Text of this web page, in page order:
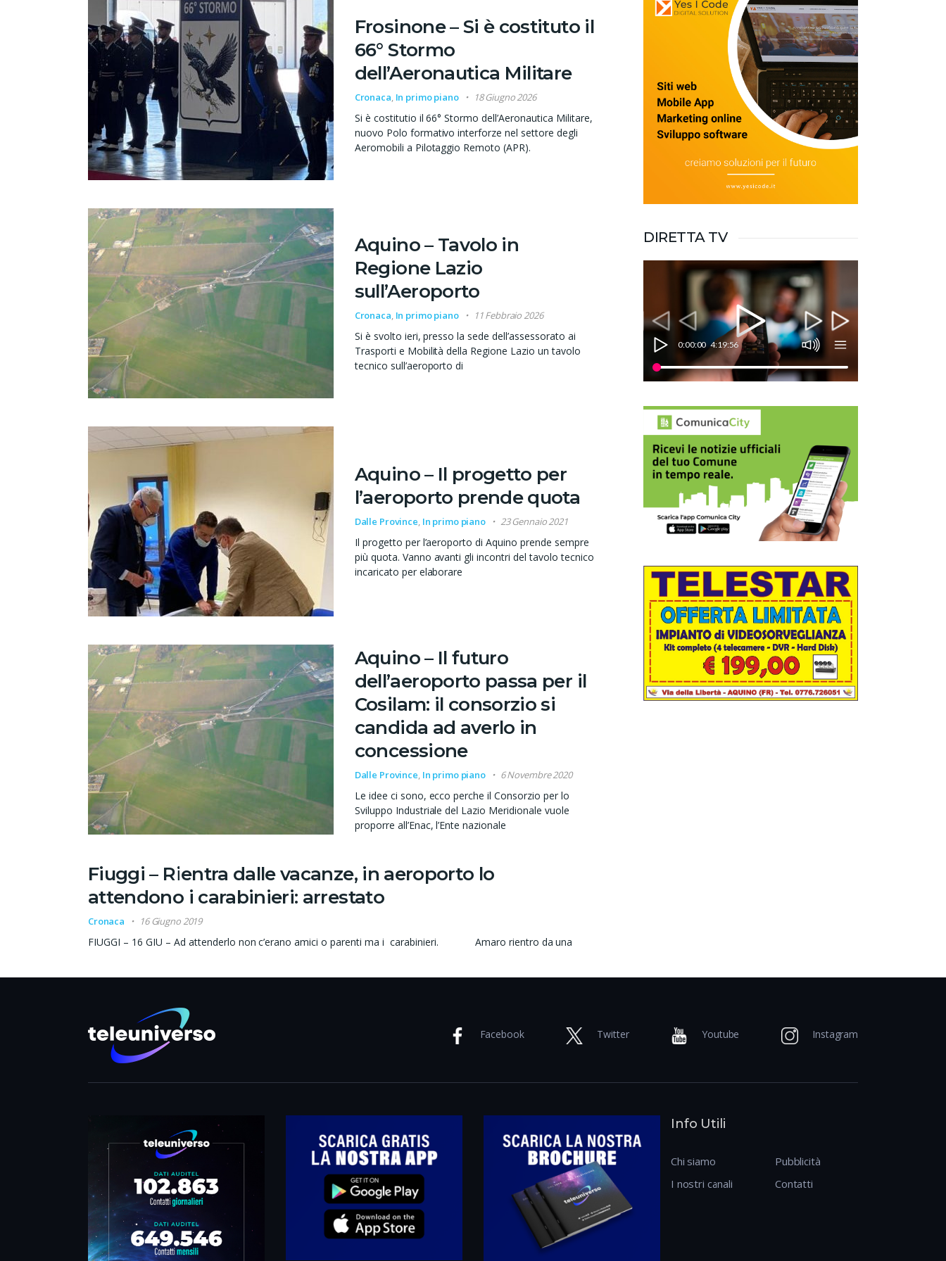
Frosinone – Si è costituto il
66° Stormo
dell’Aeronautica Militare
Cronaca, In primo piano 18 Giugno 2026
Si è costitutio il 66° Stormo dell’Aeronautica Militare,
nuovo Polo formativo interforze nel settore degli
Aeromobili a Pilotaggio Remoto (APR).
Aquino – Tavolo in
Regione Lazio
sull’Aeroporto
Cronaca, In primo piano 11 Febbraio 2026
Si è svolto ieri, presso la sede dell’assessorato ai
Trasporti e Mobilità della Regione Lazio un tavolo
tecnico sull’aeroporto di
Aquino – Il progetto per
l’aeroporto prende quota
Dalle Province, In primo piano 23 Gennaio 2021
Il progetto per l’aeroporto di Aquino prende sempre
più quota. Vanno avanti gli incontri del tavolo tecnico
incaricato per elaborare
Aquino – Il futuro
dell’aeroporto passa per il
Cosilam: il consorzio si
candida ad averlo in
concessione
Dalle Province, In primo piano 6 Novembre 2020
Le idee ci sono, ecco perche il Consorzio per lo
Sviluppo Industriale del Lazio Meridionale vuole
proporre all’Enac, l’Ente nazionale
Fiuggi – Rientra dalle vacanze, in aeroporto lo
attendono i carabinieri: arrestato
Cronaca 16 Giugno 2019
FIUGGI – 16 GIU – Ad attenderlo non c’erano amici o parenti ma i carabinieri. Amaro rientro da una
DIRETTA TV
0:00:00 4:19:56
Facebook Twitter Youtube Instagram
Info Utili
Chi siamo
I nostri canali
Pubblicità
Contatti